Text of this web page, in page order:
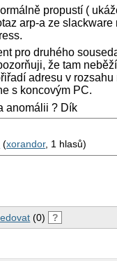
propustí (
arp-a ze
pro druhého
že tam
adresu v
s koncovým PC.
anomálii ? Dík
(xorandor, 1 hlasů)
(0) ?